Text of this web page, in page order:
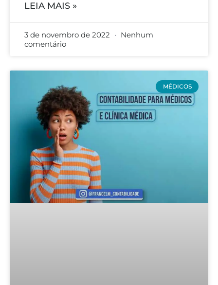
LEIA MAIS »
3 de novembro de 2022
Nenhum
comentário
MÉDICOS